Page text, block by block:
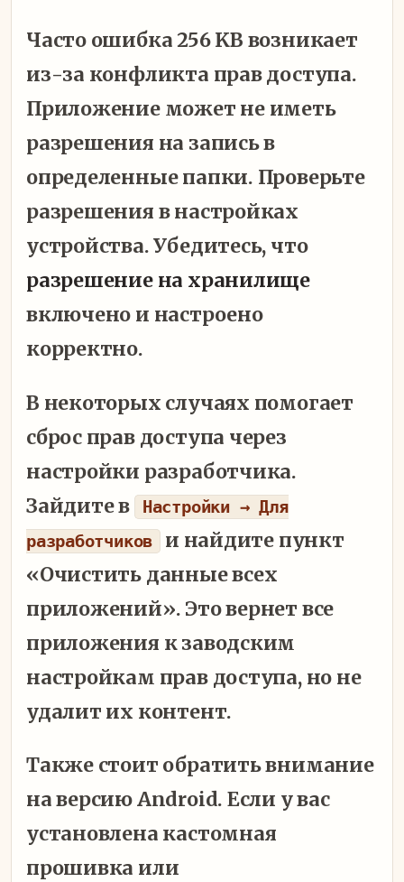
Часто ошибка 256 KB возникает
из-за конфликта прав доступа.
Приложение может не иметь
разрешения на запись в
определенные папки. Проверьте
разрешения в настройках
устройства. Убедитесь, что
разрешение на хранилище
включено и настроено
корректно.
В некоторых случаях помогает
сброс прав доступа через
настройки разработчика.
Зайдите в
Настройки → Для
разработчиков
и найдите пункт
«Очистить данные всех
приложений». Это вернет все
приложения к заводским
настройкам прав доступа, но не
удалит их контент.
Также стоит обратить внимание
на версию Android. Если у вас
установлена кастомная
прошивка или